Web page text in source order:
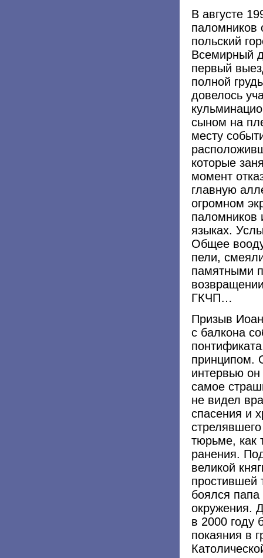
В августе
паломников
польский
Всемирный
первый
полной
довелось
сыном на
месту
которые
момент
главную
огромном
паломников
языках.
Общее
пели,
памятными
ГКЧП…
Призыв
с балкона
принципом.
интервью
самое
не видел
спасения и
тюрьме, как
ранения.
великой
простившей
боялся папа
окружения.
в 2000 году
покаяния в